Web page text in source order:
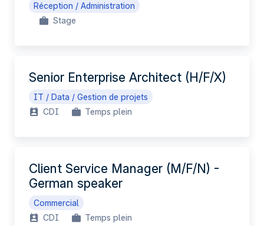
Réception / Administration
Stage
Senior Enterprise Architect (H/F/X)
IT / Data / Gestion de projets
CDI
Temps plein
Client Service Manager (M/F/N) -
German speaker
Commercial
CDI
Temps plein